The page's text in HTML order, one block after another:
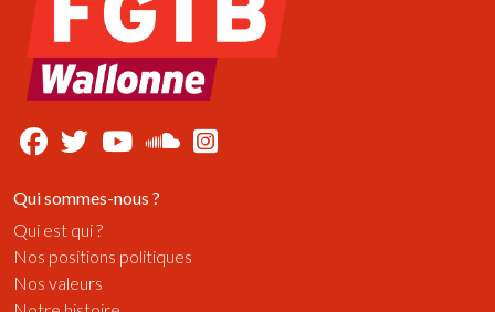
Qui sommes-nous ?
Qui est qui ?
Nos positions politiques
Nos valeurs